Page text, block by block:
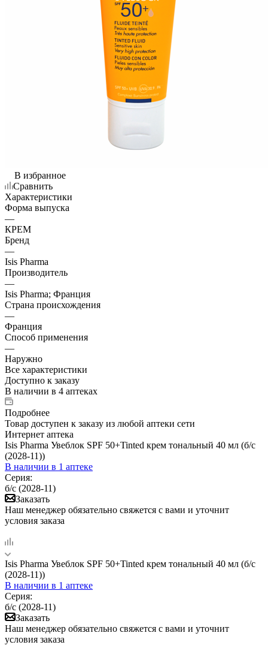
В избранное
Сравнить
Характеристики
Форма выпуска
—
КРЕМ
Бренд
—
Isis Pharma
Производитель
—
Isis Pharma; Франция
Страна происхождения
—
Франция
Способ применения
—
Наружно
Все характеристики
Доступно к заказу
В наличии в 4 аптеках
Подробнее
Товар доступен к заказу из любой аптеки сети
Интернет аптека
Isis Pharma Увеблок SPF 50+Tinted крем тональный 40 мл (б/с
(2028-11))
В наличии в 1 аптеке
Серия:
б/с (2028-11)
Заказать
Наш менеджер обязательно свяжется с вами и уточнит
условия заказа
Isis Pharma Увеблок SPF 50+Tinted крем тональный 40 мл (б/с
(2028-11))
В наличии в 1 аптеке
Серия:
б/с (2028-11)
Заказать
Наш менеджер обязательно свяжется с вами и уточнит
условия заказа